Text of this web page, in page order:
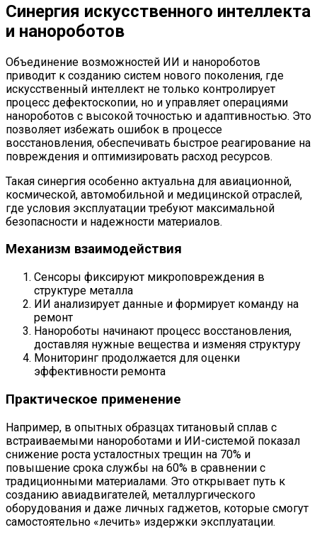
Синергия искусственного интеллекта
и нанороботов
Объединение возможностей ИИ и нанороботов
приводит к созданию систем нового поколения, где
искусственный интеллект не только контролирует
процесс дефектоскопии, но и управляет операциями
нанороботов с высокой точностью и адаптивностью. Это
позволяет избежать ошибок в процессе
восстановления, обеспечивать быстрое реагирование на
повреждения и оптимизировать расход ресурсов.
Такая синергия особенно актуальна для авиационной,
космической, автомобильной и медицинской отраслей,
где условия эксплуатации требуют максимальной
безопасности и надежности материалов.
Механизм взаимодействия
Сенсоры фиксируют микроповреждения в
структуре металла
ИИ анализирует данные и формирует команду на
ремонт
Нанороботы начинают процесс восстановления,
доставляя нужные вещества и изменяя структуру
Мониторинг продолжается для оценки
эффективности ремонта
Практическое применение
Например, в опытных образцах титановый сплав с
встраиваемыми нанороботами и ИИ-системой показал
снижение роста усталостных трещин на 70% и
повышение срока службы на 60% в сравнении с
традиционными материалами. Это открывает путь к
созданию авиадвигателей, металлургического
оборудования и даже личных гаджетов, которые смогут
самостоятельно «лечить» издержки эксплуатации.